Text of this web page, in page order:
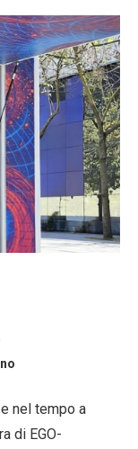
nel tempo a
di EGO-